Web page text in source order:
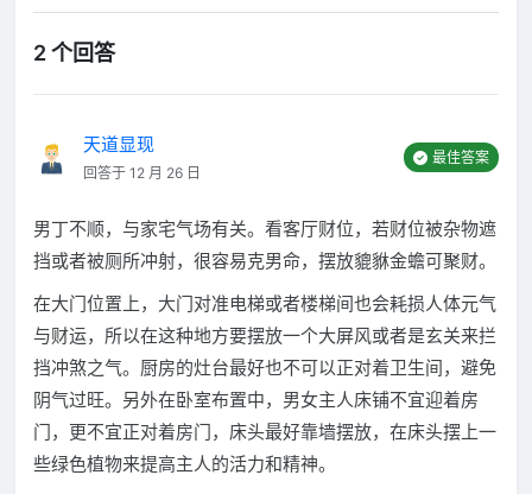
2 个回答
天道显现
回答于 12 月 26 日
最佳答案
男丁不顺，与家宅气场有关。看客厅财位，若财位被杂物遮
挡或者被厕所冲射，很容易克男命，摆放貔貅金蟾可聚财。
在大门位置上，大门对准电梯或者楼梯间也会耗损人体元气
与财运，所以在这种地方要摆放一个大屏风或者是玄关来拦
挡冲煞之气。厨房的灶台最好也不可以正对着卫生间，避免
阴气过旺。另外在卧室布置中，男女主人床铺不宜迎着房
门，更不宜正对着房门，床头最好靠墙摆放，在床头摆上一
些绿色植物来提高主人的活力和精神。